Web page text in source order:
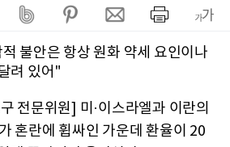
불안은 항상 원화 약세 요인이나
려 있어"
전문위원] 미·이스라엘과 이란의
혼란에 휩싸인 가운데 환율이 20